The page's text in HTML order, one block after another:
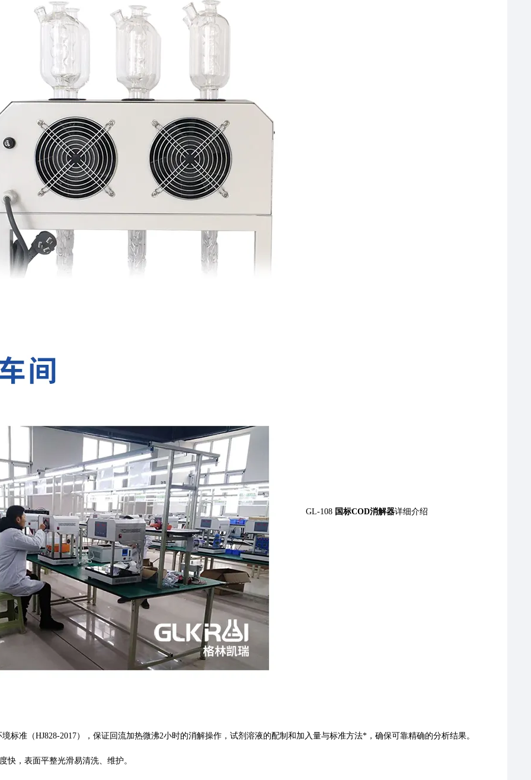
GL-108 国标COD消解器详细介绍
标准（HJ828-2017），保证回流加热微沸2小时的消解操作，试剂溶液的配制和加入量与标准方法*，确保可靠精确的分析结果。
快，表面平整光滑易清洗、维护。